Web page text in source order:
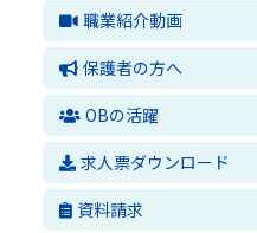
職業紹介動画
保護者の方へ
OBの活躍
求人票ダウンロード
資料請求